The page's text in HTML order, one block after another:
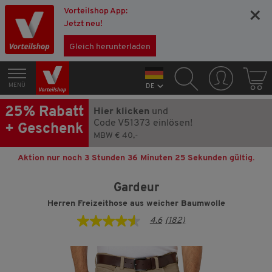
Vorteilshop App:
Jetzt neu!
Gleich herunterladen
×
MENÜ DE
25% Rabatt
+ Geschenk
Hier klicken und
Code V51373 einlösen!
MBW € 40,-
Aktion nur noch 3 Stunden 36 Minuten 24 Sekunden gültig.
Gardeur
Herren Freizeithose aus weicher Baumwolle
4.6
5
Sternen,
Durchschnittswert
4.6 (182)